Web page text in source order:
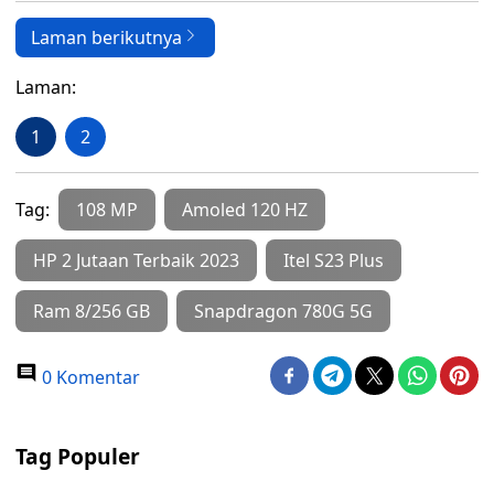
Laman berikutnya
Laman:
1 2
Tag: 108 MP Amoled 120 HZ
HP 2 Jutaan Terbaik 2023 Itel S23 Plus
Ram 8/256 GB Snapdragon 780G 5G
0 Komentar
Tag Populer